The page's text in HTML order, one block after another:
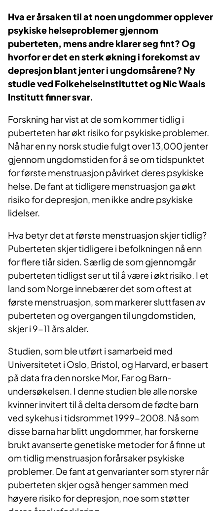
Hva er årsaken til at noen ungdommer opplever
psykiske helseproblemer gjennom
puberteten, mens andre klarer seg fint? Og
hvorfor er det en sterk økning i forekomst av
depresjon blant jenter i ungdomsårene? Ny
studie ved Folkehelseinstituttet og Nic Waals
Institutt finner svar.
Forskning har vist at de som kommer tidlig i
puberteten har økt risiko for psykiske problemer.
Nå har en ny norsk studie fulgt over 13,000 jenter
gjennom ungdomstiden for å se om tidspunktet
for første menstruasjon påvirket deres psykiske
helse. De fant at tidligere menstruasjon ga økt
risiko for depresjon, men ikke andre psykiske
lidelser.
Hva betyr det at første menstruasjon skjer tidlig?
Puberteten skjer tidligere i befolkningen nå enn
for flere tiår siden. Særlig de som gjennomgår
puberteten tidligst ser ut til å være i økt risiko. I et
land som Norge innebærer det som oftest at
første menstruasjon, som markerer sluttfasen av
puberteten og overgangen til ungdomstiden,
skjer i 9-11 års alder.
Studien, som ble utført i samarbeid med
Universitetet i Oslo, Bristol, og Harvard, er basert
på data fra den norske Mor, Far og Barn-
undersøkelsen. I denne studien ble alle norske
kvinner invitert til å delta dersom de fødte barn
ved sykehus i tidsrommet 1999-2008. Nå som
disse barna har blitt ungdommer, har forskerne
brukt avanserte genetiske metoder for å finne ut
om tidlig menstruasjon forårsaker psykiske
problemer. De fant at genvarianter som styrer når
puberteten skjer også henger sammen med
høyere risiko for depresjon, noe som støtter